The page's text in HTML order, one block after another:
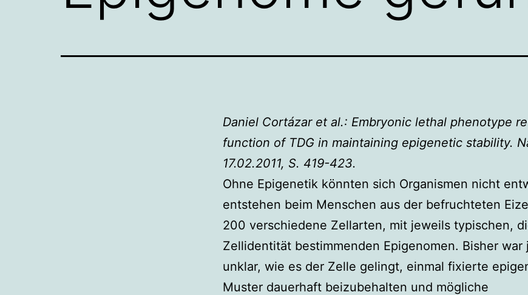
Daniel Cortázar et al.: Embryonic lethal phenotype
function of TDG in maintaining epigenetic stability.
17.02.2011, S. 419-423.
Ohne Epigenetik könnten sich Organismen nicht
entstehen beim Menschen aus der befruchteten
200 verschiedene Zellarten, mit jeweils typischen,
Zellidentität bestimmenden Epigenomen. Bisher war
unklar, wie es der Zelle gelingt, einmal fixierte
Muster dauerhaft beizubehalten und mögliche